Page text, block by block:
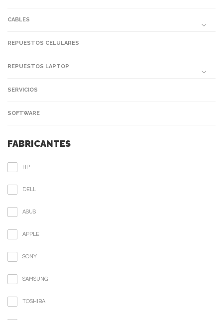
CABLES
REPUESTOS CELULARES
REPUESTOS LAPTOP
SERVICIOS
SOFTWARE
FABRICANTES
HP
DELL
ASUS
APPLE
SONY
SAMSUNG
TOSHIBA